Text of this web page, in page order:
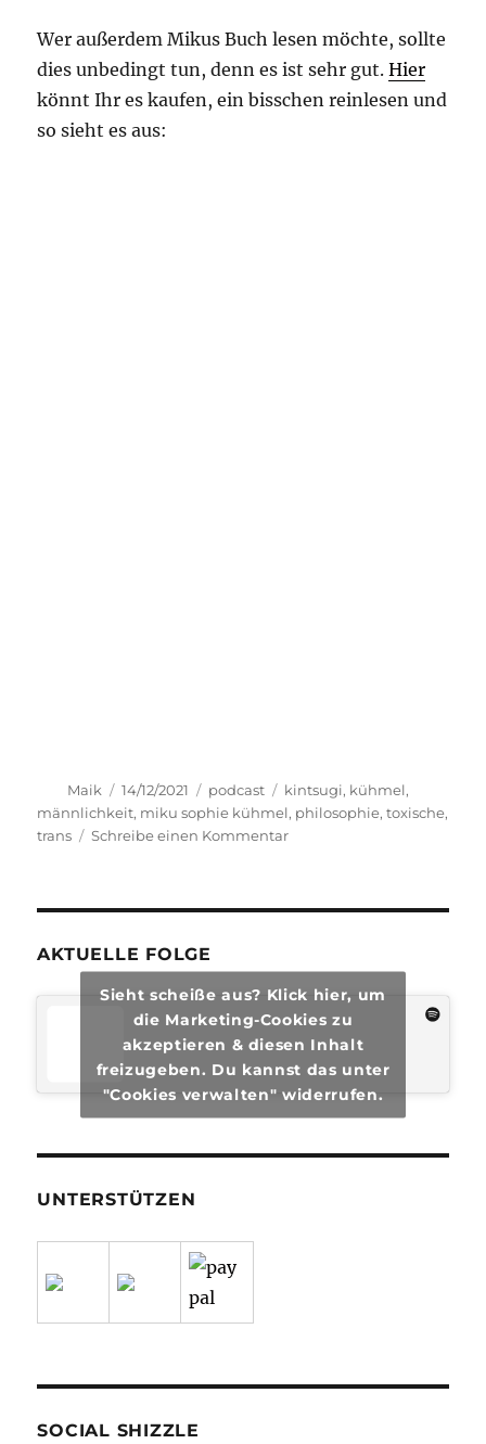
Wer außerdem Mikus Buch lesen möchte, sollte
dies unbedingt tun, denn es ist sehr gut.Hier
könnt Ihr es kaufen, ein bisschen reinlesen und
so sieht es aus:
Autor
Maik
Veröffentlicht
am
14/12/2021 Kategorien
podcast Schlagwörter
kintsugi, kühmel,
männlichkeit, miku sophie kühmel, philosophie,toxische,
trans
Schreibe einen Kommentarzu
AKTUELLE FOLGE
Sieht scheiße aus? Klick hier, um
die Marketing-Cookies zu
akzeptieren & diesen Inhalt
freizugeben. Du kannst das unter
"Cookies verwalten" widerrufen.
UNTERSTÜTZEN
SOCIAL SHIZZLE